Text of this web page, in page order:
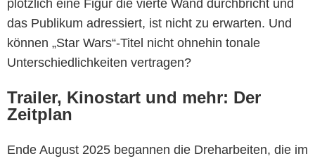
plötzlich eine Figur die vierte Wand durchbricht und
das Publikum adressiert, ist nicht zu erwarten. Und
können „Star Wars“-Titel nicht ohnehin tonale
Unterschiedlichkeiten vertragen?
Trailer, Kinostart und mehr: Der
Zeitplan
Ende August 2025 begannen die Dreharbeiten, die im